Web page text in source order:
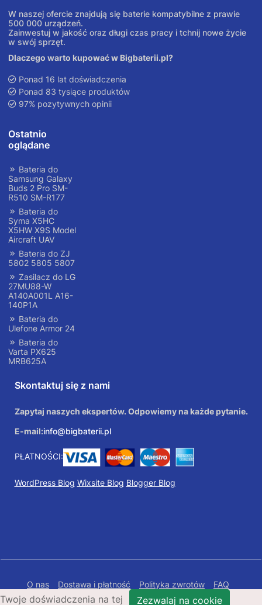
W naszej ofercie znajdują się baterie kompatybilne z prawie
500 000 urządzeń.
Zainwestuj w jakość oraz długi czas pracy i tchnij nowe życie
w swój sprzęt.
Dlaczego warto kupować w Bigbaterii.pl?
Ponad 16 lat doświadczenia
Ponad 83 tysiące produktów
97% pozytywnych opinii
Ostatnio
oglądane
Bateria do
Samsung Galaxy
Buds 2 Pro SM-
R510 SM-R177
Bateria do
Syma X5HC
X5HW X9S Model
Aircraft UAV
Bateria do ZJ
5802 5805 5807
Zasilacz do LG
27MU88-W
A140A001L A16-
140P1A
Bateria do
Ulefone Armor 24
Bateria do
Varta PX625
MRB625A
Skontaktuj się z nami
Zapytaj naszych ekspertów. Odpowiemy na każde pytanie.
E-mail:info@bigbaterii.pl
PŁATNOŚCI:
WordPress Blog Wixsite Blog Blogger Blog
O nas Dostawa i płatność Polityka zwrotów
FAQ
Polityka prywatności
Mapa Strony
Twoje doświadczenia na tej Zezwalaj na cookie